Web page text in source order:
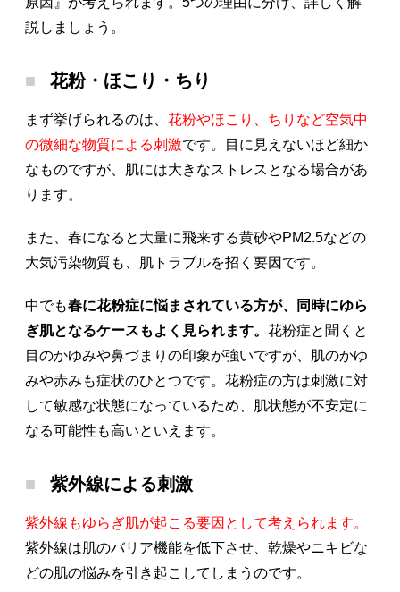
説しましょう。
花粉・ほこり・ちり
まず挙げられるのは、 花粉やほこり、ちりなど空気中
の微細な物質による刺激です。目に見えないほど細か
なものですが、肌には大きなストレスとなる場合があ
ります。
また、春になると大量に飛来する黄砂やPM2.5などの
大気汚染物質も、肌トラブルを招く要因です。
中でも春に花粉症に悩まされている方が、同時にゆら
ぎ肌となるケースもよく見られます。 花粉症と聞くと
目のかゆみや鼻づまりの印象が強いですが、肌のかゆ
みや赤みも症状のひとつです。花粉症の方は刺激に対
して敏感な状態になっているため、肌状態が不安定に
なる可能性も高いといえます。
紫外線による刺激
紫外線もゆらぎ肌が起こる要因として考えられます。
紫外線は肌のバリア機能を低下させ、乾燥やニキビな
どの肌の悩みを引き起こしてしまうのです。